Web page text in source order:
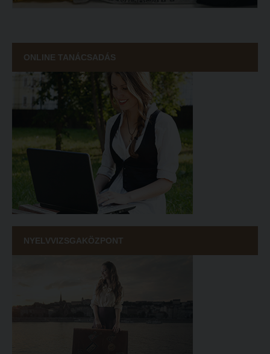
ONLINE TANÁCSADÁS
NYELVVIZSGAKÖZPONT